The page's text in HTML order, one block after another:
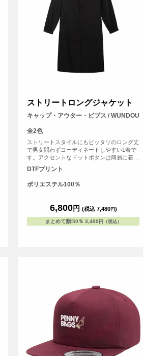
ストリートロングジャケット
キャップ・アウター・ビブス / WUNDOU
全2色
ストリートスタイルにもピッタリのロング丈
で男女問わずコーディネートしやすい1着で
す。アクセントなドットボタンは簡易に着脱
でき、機能性にも優れています。
DTFプリント
ポリエステル100％
6,800円 (税込 7,480円)
まとめて割:50％ 3,400 円（税込）